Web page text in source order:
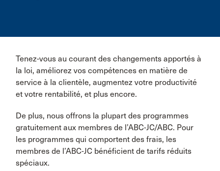
Tenez-vous au courant des changements apportés à
la loi, améliorez vos compétences en matière de
service à la clientèle, augmentez votre productivité
et votre rentabilité, et plus encore.
De plus, nous offrons la plupart des programmes
gratuitement aux membres de l’ABC-JC/ABC. Pour
les programmes qui comportent des frais, les
membres de l’ABC-JC bénéficient de tarifs réduits
spéciaux.